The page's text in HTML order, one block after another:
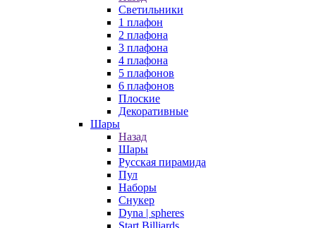
Светильники
1 плафон
2 плафона
3 плафона
4 плафона
5 плафонов
6 плафонов
Плоские
Декоративные
Шары
Назад
Шары
Русская пирамида
Пул
Наборы
Снукер
Dyna | spheres
Start Billiards